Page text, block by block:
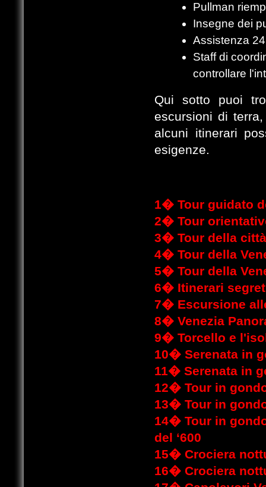
Pullman
Insegne dei
Assistenza
Staff di
controllare
Qui sotto puoi
escursioni di
alcuni itinerari
esigenze.
1� Tour guidato
2� Tour
3� Tour della
4� Tour della
5� Tour della
6� Itinerari
7� Escursione
8� Venezia
9� Torcello e
10� Serenata in
11� Serenata in
12� Tour in
13� Tour in
14� Tour in
del ‘600
15� Crociera
16� Crociera